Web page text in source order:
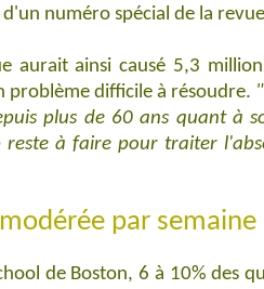
numéro spécial de la
aurait ainsi causé 5,3
problème difficile à résoudre.
plus de 60 ans quant à
reste à faire pour traiter
par semaine
de Boston, 6 à 10% des